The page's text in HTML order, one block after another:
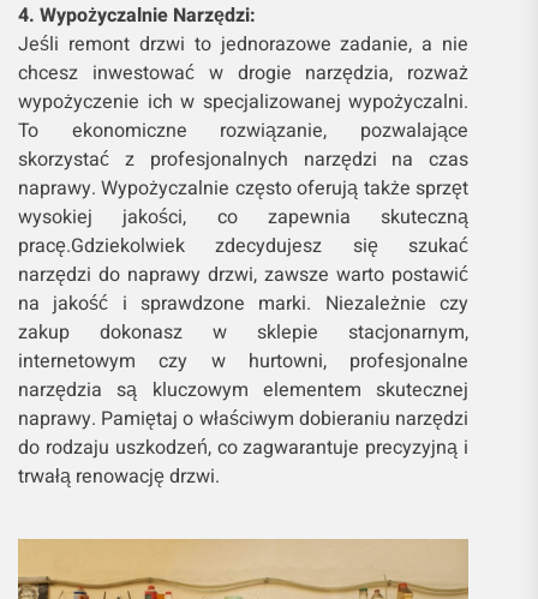
4. Wypożyczalnie Narzędzi:
Jeśli remont drzwi to jednorazowe zadanie, a nie
chcesz inwestować w drogie narzędzia, rozważ
wypożyczenie ich w specjalizowanej wypożyczalni.
To ekonomiczne rozwiązanie, pozwalające
skorzystać z profesjonalnych narzędzi na czas
naprawy. Wypożyczalnie często oferują także sprzęt
wysokiej jakości, co zapewnia skuteczną
pracę.Gdziekolwiek zdecydujesz się szukać
narzędzi do naprawy drzwi, zawsze warto postawić
na jakość i sprawdzone marki. Niezależnie czy
zakup dokonasz w sklepie stacjonarnym,
internetowym czy w hurtowni, profesjonalne
narzędzia są kluczowym elementem skutecznej
naprawy. Pamiętaj o właściwym dobieraniu narzędzi
do rodzaju uszkodzeń, co zagwarantuje precyzyjną i
trwałą renowację drzwi.